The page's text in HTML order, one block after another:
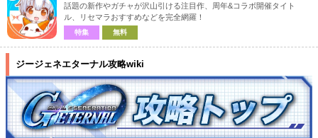
話題の新作やガチャが沢山引ける注目作、周年&コラボ開催タイト
ル、リセマラおすすめなどを完全網羅！
特集 無料
ジージェネエターナル攻略wiki